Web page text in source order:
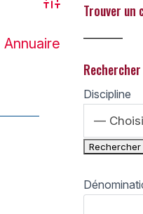
Advanced
Annuaire
Trouver un
Rechercher
Discipline
—